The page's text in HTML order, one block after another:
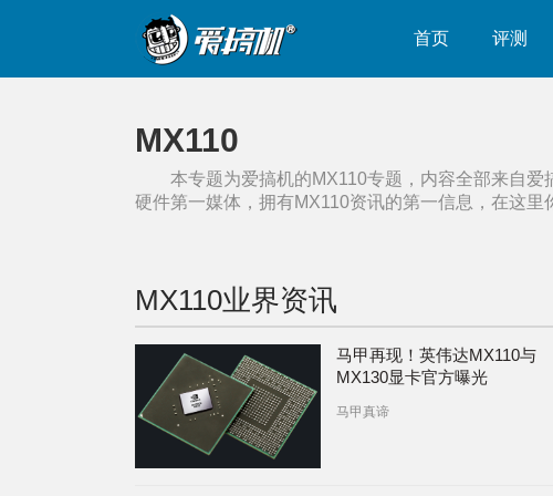
首页 评测
MX110
本专题为爱搞机的MX110专题，内容全部来自爱
硬件第一媒体，拥有MX110资讯的第一信息，在这里
MX110业界资讯
马甲再现！英伟达MX110与
MX130显卡官方曝光
马甲真谛